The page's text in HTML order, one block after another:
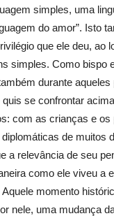
simples, uma
do amor”. Isto
que ele deu, ao
simples. Como bispo
durante
se confrontar
com as crianças e os
de muitos
a relevância de seu
como ele viveu a
momento
nele, uma mudança